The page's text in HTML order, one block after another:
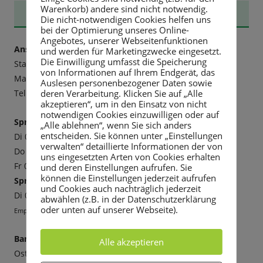
Haupt-
Seitenleiste
STADTVERWALTUNG
Anschrift:
Stadtverwaltung Rabenau
Markt 3, 01734 Rabenau
Tel. 0351 6498-20, Fax -211,
E-mail
Sprechzeiten:
Di 09-12 Uhr und 13-18 Uhr
Do 09-12 Uhr und 13-16 Uhr
Fr 09-12 Uhr
Sprechzeiten Bürgermeister:
Di 09-12 Uhr und 13-18 Uhr
Empfehlenswert ist die Vereinbarung eines Termins.
Bankverbindung
Ostsächsische Sparkasse Dresden
Warenkorb) andere sind nicht notwendig.
Die nicht-notwendigen Cookies helfen uns
bei der Optimierung unseres Online-
Angebotes, unserer Webseitenfunktionen
und werden für Marketingzwecke eingesetzt.
Die Einwilligung umfasst die Speicherung
von Informationen auf Ihrem Endgerät, das
Auslesen personenbezogener Daten sowie
deren Verarbeitung. Klicken Sie auf „Alle
akzeptieren“, um in den Einsatz von nicht
notwendigen Cookies einzuwilligen oder auf
„Alle ablehnen“, wenn Sie sich anders
entscheiden. Sie können unter „Einstellungen
verwalten“ detaillierte Informationen der von
uns eingesetzten Arten von Cookies erhalten
und deren Einstellungen aufrufen. Sie
können die Einstellungen jederzeit aufrufen
und Cookies auch nachträglich jederzeit
abwählen (z.B. in der Datenschutzerklärung
oder unten auf unserer Webseite).
Alle akzeptieren